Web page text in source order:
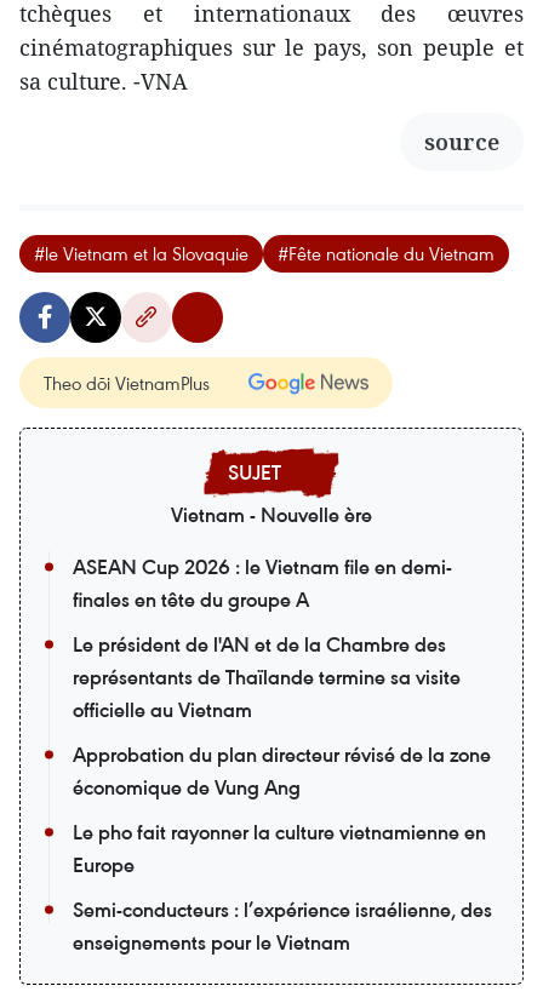
tchèques et internationaux des œuvres
cinématographiques sur le pays, son peuple et
sa culture. -VNA
source
#le Vietnam et la Slovaquie #Fête nationale du Vietnam
Theo dõi VietnamPlus
Vietnam - Nouvelle ère
ASEAN Cup 2026 : le Vietnam file en demi-
finales en tête du groupe A
Le président de l'AN et de la Chambre des
représentants de Thaïlande termine sa visite
officielle au Vietnam
Approbation du plan directeur révisé de la zone
économique de Vung Ang
Le pho fait rayonner la culture vietnamienne en
Europe
Semi-conducteurs : l’expérience israélienne, des
enseignements pour le Vietnam